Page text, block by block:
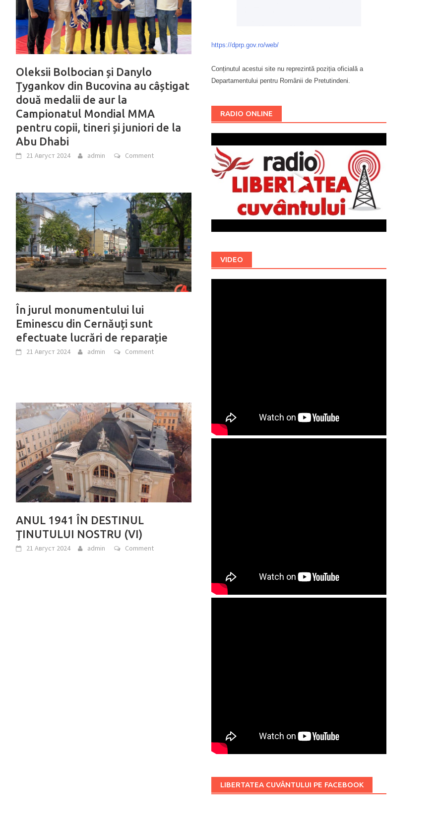
Oleksii Bolbocian și Danylo
Ţygankov din Bucovina au câștigat
două medalii de aur la
Campionatul Mondial MMA
pentru copii, tineri și juniori de la
Abu Dhabi
21 Август 2024 admin Comment
În jurul monumentului lui
Eminescu din Cernăuți sunt
efectuate lucrări de reparație
21 Август 2024 admin Comment
ANUL 1941 ÎN DESTINUL
ŢINUTULUI NOSTRU (VI)
21 Август 2024 admin Comment
https://dprp.gov.ro/web/
Conținutul acestui site nu reprezintă poziția oficială a
Departamentului pentru Românii de Pretutindeni.
RADIO ONLINE
VIDEO
LIBERTATEA CUVÂNTULUI PE FACEBOOK